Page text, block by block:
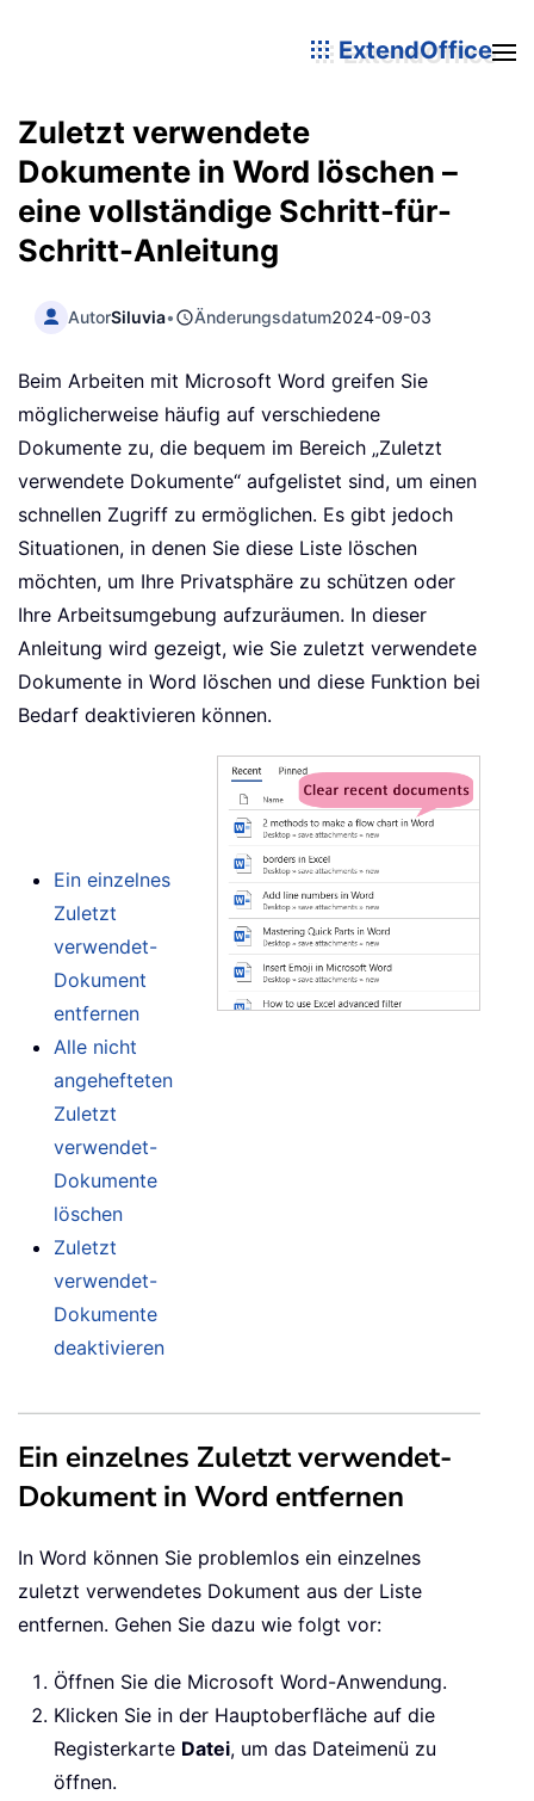
ExtendOffice
Zuletzt verwendete
Dokumente in Word löschen –
eine vollständige Schritt-für-
Schritt-Anleitung
AutorSiluvia• Änderungsdatum2024-09-03
Beim Arbeiten mit Microsoft Word greifen Sie
möglicherweise häufig auf verschiedene
Dokumente zu, die bequem im Bereich „Zuletzt
verwendete Dokumente“ aufgelistet sind, um einen
schnellen Zugriff zu ermöglichen. Es gibt jedoch
Situationen, in denen Sie diese Liste löschen
möchten, um Ihre Privatsphäre zu schützen oder
Ihre Arbeitsumgebung aufzuräumen. In dieser
Anleitung wird gezeigt, wie Sie zuletzt verwendete
Dokumente in Word löschen und diese Funktion bei
Bedarf deaktivieren können.
Ein einzelnes
Zuletzt
verwendet-
Dokument
entfernen
Alle nicht
angehefteten
Zuletzt
verwendet-
Dokumente
löschen
Zuletzt
verwendet-
Dokumente
deaktivieren
Ein einzelnes Zuletzt verwendet-
Dokument in Word entfernen
In Word können Sie problemlos ein einzelnes
zuletzt verwendetes Dokument aus der Liste
entfernen. Gehen Sie dazu wie folgt vor:
Öffnen Sie die Microsoft Word-Anwendung.
Klicken Sie in der Hauptoberfläche auf die
Registerkarte Datei, um das Dateimenü zu
öffnen.